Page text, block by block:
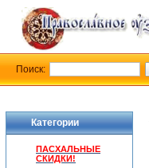
Категории
ПАСХАЛЬНЫЕ
СКИДКИ!
Поиск: